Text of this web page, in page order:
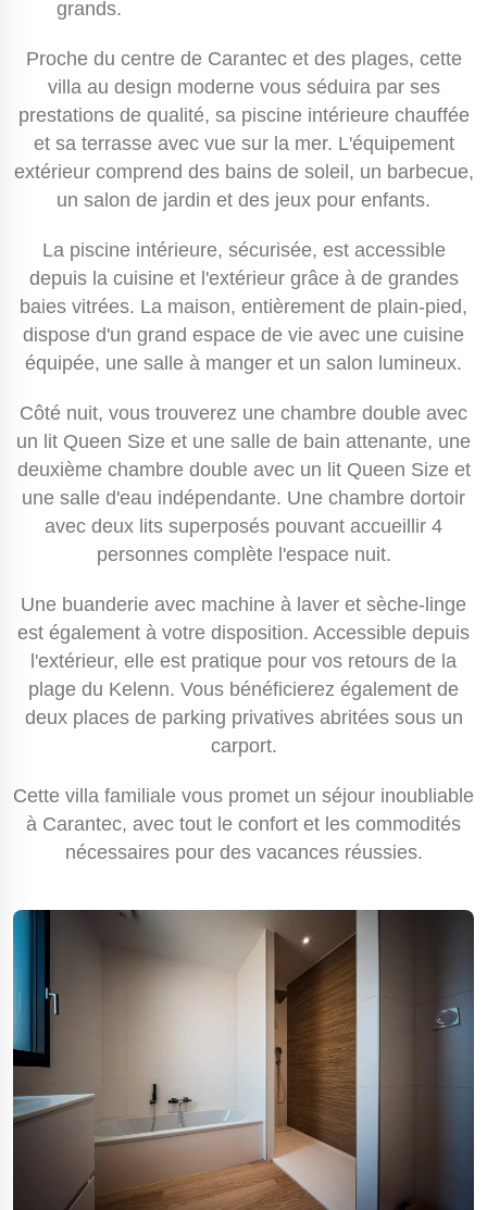
grands.
Proche du centre de Carantec et des plages, cette
villa au design moderne vous séduira par ses
prestations de qualité, sa piscine intérieure chauffée
et sa terrasse avec vue sur la mer. L'équipement
extérieur comprend des bains de soleil, un barbecue,
un salon de jardin et des jeux pour enfants.
La piscine intérieure, sécurisée, est accessible
depuis la cuisine et l'extérieur grâce à de grandes
baies vitrées. La maison, entièrement de plain-pied,
dispose d'un grand espace de vie avec une cuisine
équipée, une salle à manger et un salon lumineux.
Côté nuit, vous trouverez une chambre double avec
un lit Queen Size et une salle de bain attenante, une
deuxième chambre double avec un lit Queen Size et
une salle d'eau indépendante. Une chambre dortoir
avec deux lits superposés pouvant accueillir 4
personnes complète l'espace nuit.
Une buanderie avec machine à laver et sèche-linge
est également à votre disposition. Accessible depuis
l'extérieur, elle est pratique pour vos retours de la
plage du Kelenn. Vous bénéficierez également de
deux places de parking privatives abritées sous un
carport.
Cette villa familiale vous promet un séjour inoubliable
à Carantec, avec tout le confort et les commodités
nécessaires pour des vacances réussies.